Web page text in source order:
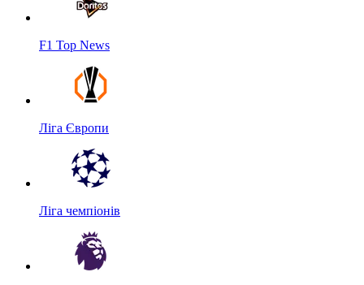
F1 Top News
Ліга Європи
Ліга чемпіонів